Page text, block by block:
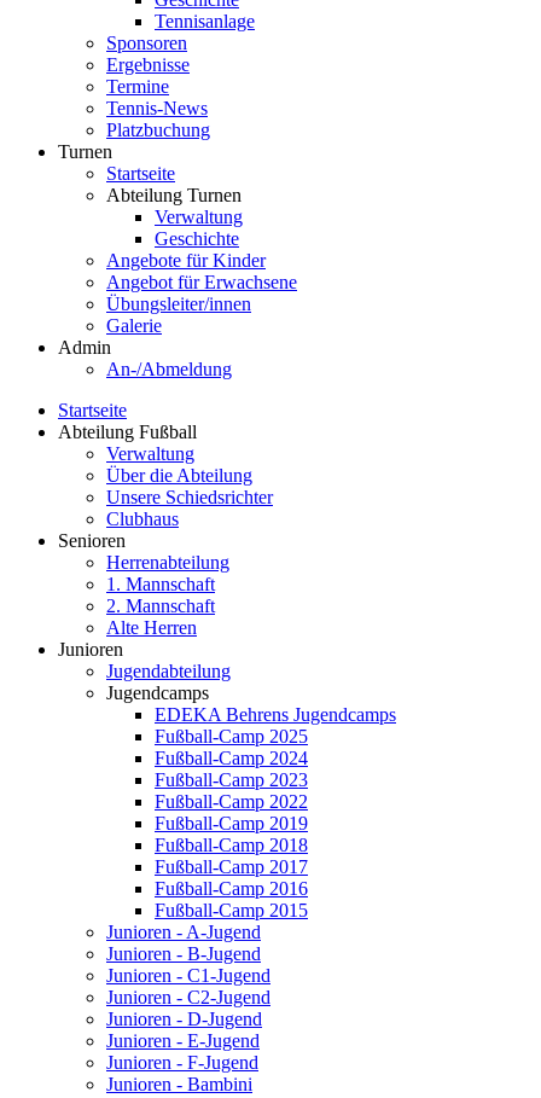
Tennisanlage
Sponsoren
Ergebnisse
Termine
Tennis-News
Platzbuchung
Turnen
Startseite
Abteilung Turnen
Verwaltung
Geschichte
Angebote für Kinder
Angebot für Erwachsene
Übungsleiter/innen
Galerie
Admin
An-/Abmeldung
Startseite
Abteilung Fußball
Verwaltung
Über die Abteilung
Unsere Schiedsrichter
Clubhaus
Senioren
Herrenabteilung
1. Mannschaft
2. Mannschaft
Alte Herren
Junioren
Jugendabteilung
Jugendcamps
EDEKA Behrens Jugendcamps
Fußball-Camp 2025
Fußball-Camp 2024
Fußball-Camp 2023
Fußball-Camp 2022
Fußball-Camp 2019
Fußball-Camp 2018
Fußball-Camp 2017
Fußball-Camp 2016
Fußball-Camp 2015
Junioren - A-Jugend
Junioren - B-Jugend
Junioren - C1-Jugend
Junioren - C2-Jugend
Junioren - D-Jugend
Junioren - E-Jugend
Junioren - F-Jugend
Junioren - Bambini